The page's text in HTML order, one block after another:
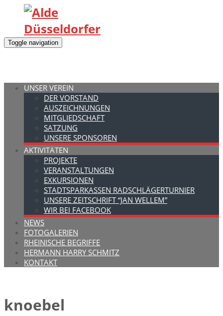
Toggle navigation
UNSER VEREIN
DER VORSTAND
AUSZEICHNUNGEN
MITGLIEDSCHAFT
SATZUNG
UNSERE SPONSOREN
AKTIVITÄTEN
PROJEKTE
VERANSTALTUNGEN
EXKURSIONEN
STADTSPARKASSEN RADSCHLÄGERTURNIER
UNSERE ZEITSCHRIFT “JAN WELLEM”
WIR BEI FACEBOOK
NEWS
FOTOGALERIEN
RHEINISCHE BEGRIFFE
HERMANN HARRY SCHMITZ
KONTAKT
knoebel